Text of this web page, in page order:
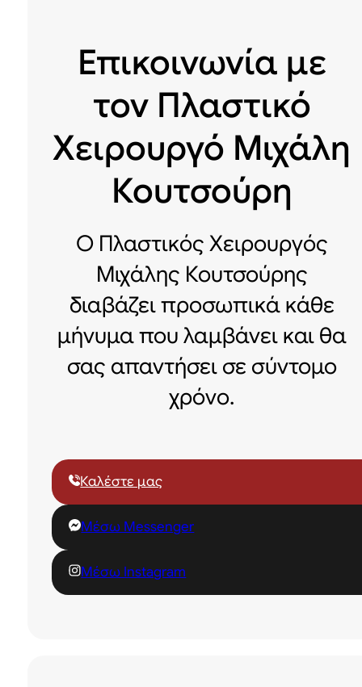
Επικοινωνία με
τον Πλαστικό
Χειρουργό Μιχάλη
Κουτσούρη
Ο Πλαστικός Χειρουργός
Μιχάλης Κουτσούρης
διαβάζει προσωπικά κάθε
μήνυμα που λαμβάνει και θα
σας απαντήσει σε σύντομο
χρόνο.
Καλέστε μας
Μέσω Messenger
Μέσω Instagram